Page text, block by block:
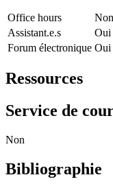
Office hours
Non
Assistant.e.s
Oui
Forum électronique Oui
Ressources
Service de
Non
Bibliographie